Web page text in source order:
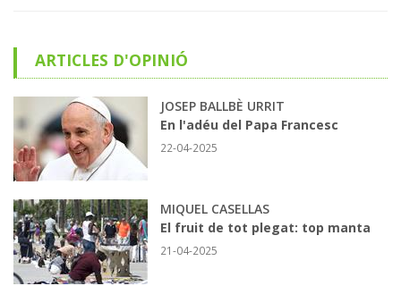
ARTICLES D'OPINIÓ
JOSEP BALLBÈ URRIT
En l'adéu del Papa Francesc
22-04-2025
MIQUEL CASELLAS
El fruit de tot plegat: top manta
21-04-2025